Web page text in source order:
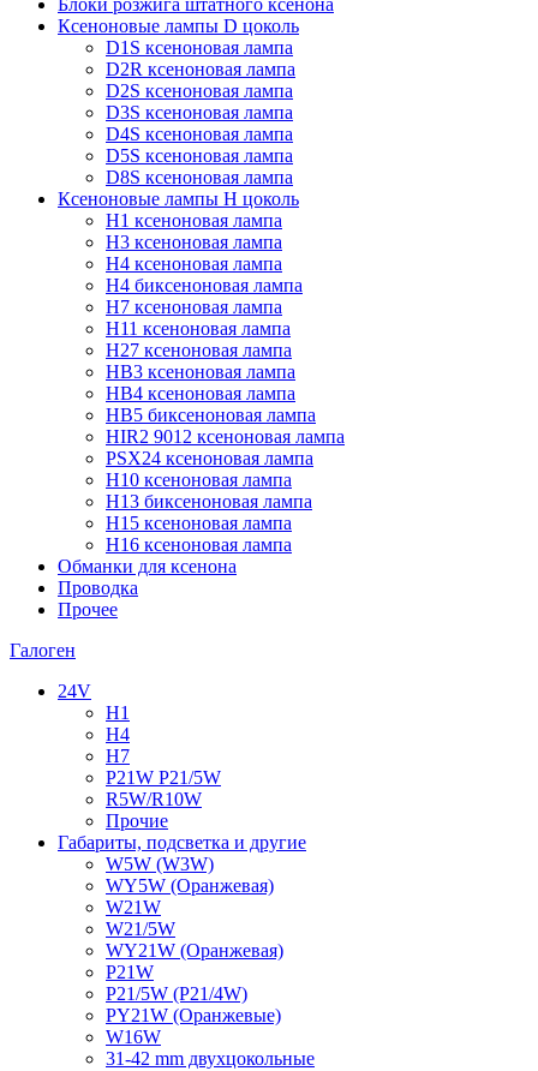
Блоки розжига штатного ксенона
Ксеноновые лампы D цоколь
D1S ксеноновая лампа
D2R ксеноновая лампа
D2S ксеноновая лампа
D3S ксеноновая лампа
D4S ксеноновая лампа
D5S ксеноновая лампа
D8S ксеноновая лампа
Ксеноновые лампы Н цоколь
H1 ксеноновая лампа
H3 ксеноновая лампа
H4 ксеноновая лампа
H4 биксеноновая лампа
H7 ксеноновая лампа
H11 ксеноновая лампа
H27 ксеноновая лампа
HB3 ксеноновая лампа
HB4 ксеноновая лампа
HB5 биксеноновая лампа
HIR2 9012 ксеноновая лампа
PSX24 ксеноновая лампа
H10 ксеноновая лампа
H13 биксеноновая лампа
H15 ксеноновая лампа
H16 ксеноновая лампа
Обманки для ксенона
Проводка
Прочее
Галоген
24V
H1
H4
H7
P21W P21/5W
R5W/R10W
Прочие
Габариты, подсветка и другие
W5W (W3W)
WY5W (Оранжевая)
W21W
W21/5W
WY21W (Оранжевая)
P21W
P21/5W (P21/4W)
PY21W (Оранжевые)
W16W
31-42 mm двухцокольные